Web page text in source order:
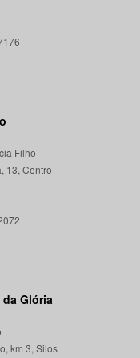
Filho
13, Centro
da Glória
km 3, Silos